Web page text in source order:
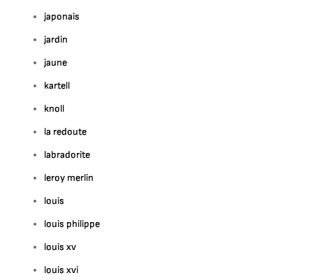
japonais
jardin
jaune
kartell
knoll
la redoute
labradorite
leroy merlin
louis
louis philippe
louis xv
louis xvi